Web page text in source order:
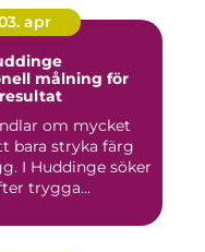
apr
målning för
om mycket
bara stryka färg
I Huddinge söker
trygga...